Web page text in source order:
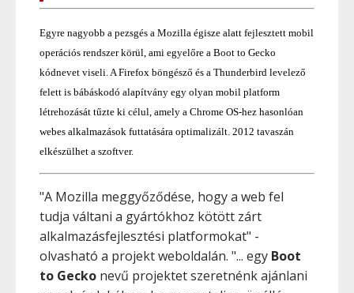
Egyre nagyobb a pezsgés a Mozilla égisze alatt fejlesztett mobil
operációs rendszer körül, ami egyelőre a Boot to Gecko
kódnevet viseli. A Firefox böngésző és a Thunderbird levelező
felett is bábáskodó alapítvány egy olyan mobil platform
létrehozását tűzte ki célul, amely a Chrome OS-hez hasonlóan
webes alkalmazások futtatására optimalizált. 2012 tavaszán
elkészülhet a szoftver.
"A Mozilla meggyőződése, hogy a web fel
tudja váltani a gyártókhoz kötött zárt
alkalmazásfejlesztési platformokat" -
olvasható a projekt weboldalán. "... egy Boot
to Gecko nevű projektet szeretnénk ajánlani